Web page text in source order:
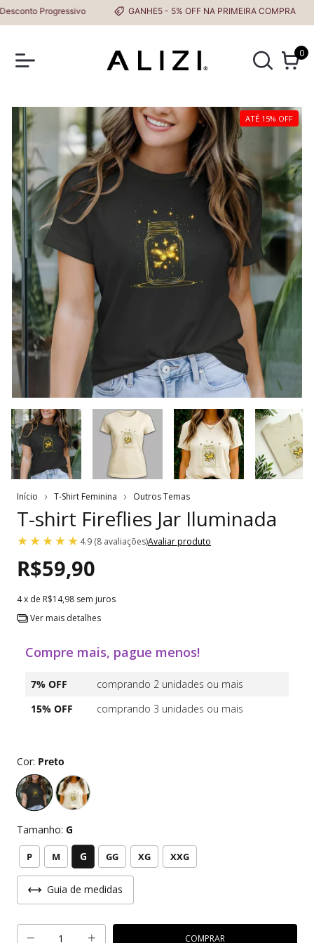
Progressivo GANHE5 - 5% OFF NA PRIMEIRA COMPRA
0
ATÉ 15% OFF
Início T-Shirt Feminina Outros Temas
T-shirt Fireflies Jar Iluminada
4.9 (8 avaliações)Avaliar produto
R$59,90
4x de R$14,98 sem juros
Ver mais detalhes
Compre mais, pague menos!
7% OFF
comprando 2 unidades ou mais
15% OFF
comprando 3 unidades ou mais
Cor: Preto
Tamanho: G
P M G GG XG XXG
Guia de medidas